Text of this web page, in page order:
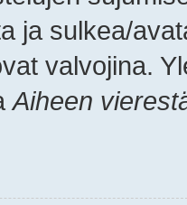
ja sulkea/
valvojina.
Aiheen